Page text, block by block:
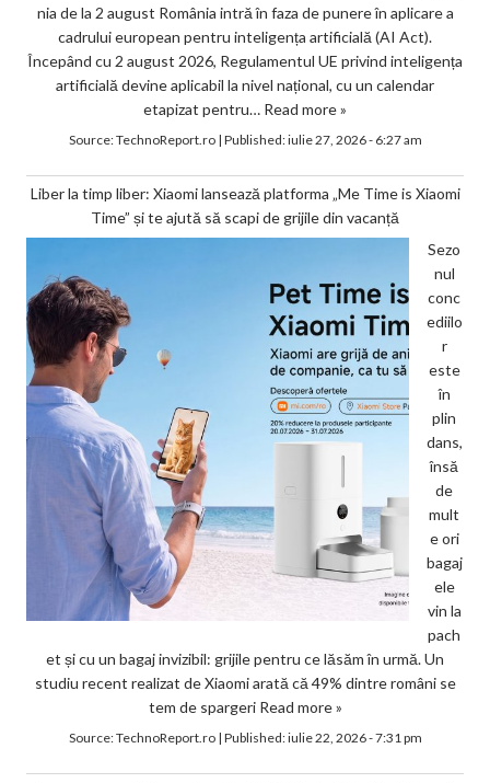
nia de la 2 august România intră în faza de punere în aplicare a
cadrului european pentru inteligența artificială (AI Act).
Începând cu 2 august 2026, Regulamentul UE privind inteligența
artificială devine aplicabil la nivel național, cu un calendar
etapizat pentru… Read more »
Source:TechnoReport.ro| Published:iulie 27, 2026 - 6:27 am
Liber la timp liber: Xiaomi lansează platforma „Me Time is Xiaomi
Time” și te ajută să scapi de grijile din vacanță
Sezo
nul
conc
ediilo
r
este
în
plin
dans,
însă
de
mult
e ori
bagaj
ele
vin la
pach
et și cu un bagaj invizibil: grijile pentru ce lăsăm în urmă. Un
studiu recent realizat de Xiaomi arată că 49% dintre români se
tem de spargeri Read more »
Source:TechnoReport.ro| Published:iulie 22, 2026 - 7:31 pm